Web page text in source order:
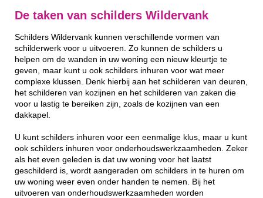
De taken van schilders Wildervank
Schilders Wildervank kunnen verschillende vormen van
schilderwerk voor u uitvoeren. Zo kunnen de schilders u
helpen om de wanden in uw woning een nieuw kleurtje te
geven, maar kunt u ook schilders inhuren voor wat meer
complexe klussen. Denk hierbij aan het schilderen van deuren,
het schilderen van kozijnen en het schilderen van zaken die
voor u lastig te bereiken zijn, zoals de kozijnen van een
dakkapel.
U kunt schilders inhuren voor een eenmalige klus, maar u kunt
ook schilders inhuren voor onderhoudswerkzaamheden. Zeker
als het even geleden is dat uw woning voor het laatst
geschilderd is, wordt aangeraden om schilders in te huren om
uw woning weer even onder handen te nemen. Bij het
uitvoeren van onderhoudswerkzaamheden worden